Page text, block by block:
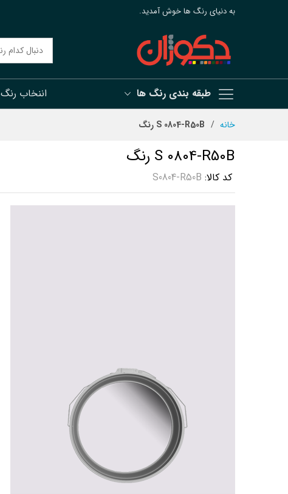
به دنیای رنگ ها خوش آمدید.
طبقه بندی رنگ ها اننخاب رنگ
خانه S 0804-R50B رنگ
S 0804-R50B رنگ
کد کالا S0804-R50B